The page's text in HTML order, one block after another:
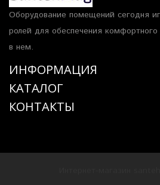
Оборудование помещений сегодня
ролей для обеспечения
в нем.
ИНФОРМАЦИЯ
КАТАЛОГ
КОНТАКТЫ